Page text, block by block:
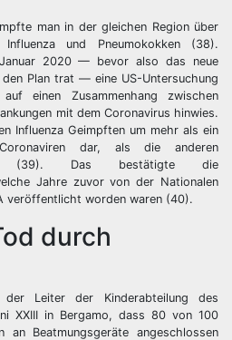
man in der gleichen Region über
und Pneumokokken (38).
2020 — bevor also das neue
Plan trat — eine US-Untersuchung
einen Zusammenhang zwischen
mit dem Coronavirus hinwies.
Influenza Geimpften um mehr als ein
dar, als die anderen
(39). Das bestätigte die
Jahre zuvor von der Nationalen
veröffentlicht worden waren (40).
durch
Leiter der Kinderabteilung des
XXIII in Bergamo, dass 80 von 100
an Beatmungsgeräte angeschlossen